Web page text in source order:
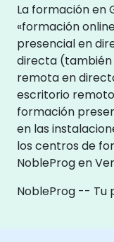
La formación en
«formación
presencial en
directa
remota en
escritorio
formación
en las
los centros de
NobleProg en
NobleProg -- Tu